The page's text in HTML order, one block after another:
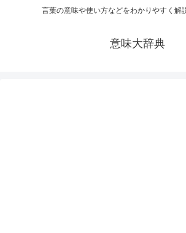
言葉の意味や使い方などをわかりやすく解
意味大辞典